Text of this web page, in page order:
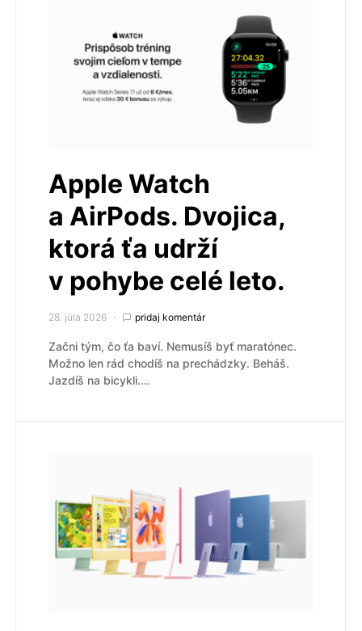
Apple Watch
a AirPods. Dvojica,
ktorá ťa udrží
v pohybe celé leto.
28. júla 2026 pridaj komentár
Začni tým, čo ťa baví. Nemusíš byť maratónec.
Možno len rád chodíš na prechádzky. Beháš.
Jazdíš na bicykli.…